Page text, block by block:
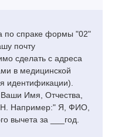
по спраке формы "02"
почту
сделать с адреса
в медицинской
идентификации).
Имя, Отчества,
Например:" Я, ФИО,
вычета за ___год.